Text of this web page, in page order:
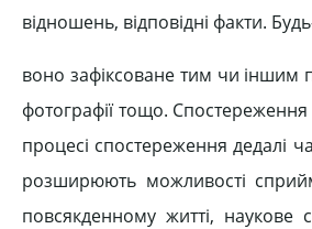
відношень, відповідні факти.
воно зафіксоване тим чи іншим
фотографії тощо.
процесі спостереження дедалі
розширюють можливості
повсякденному житті, наукове